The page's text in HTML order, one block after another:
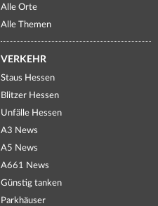
Alle Orte
Alle Themen
VERKEHR
Staus Hessen
Blitzer Hessen
Unfälle Hessen
A3 News
A5 News
A661 News
Günstig tanken
Parkhäuser